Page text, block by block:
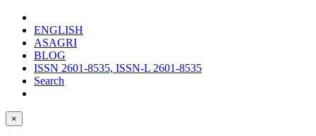
ENGLISH
ASAGRI
BLOG
ISSN 2601-8535, ISSN-L 2601-8535
Search
×